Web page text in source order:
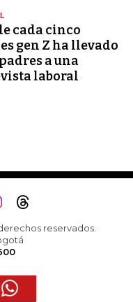
cada cinco
gen Z ha llevado
a una
laboral
reservados.